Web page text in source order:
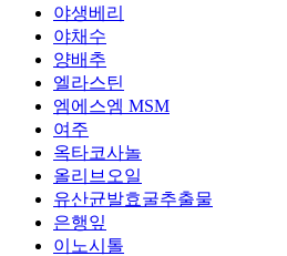
야생베리
야채수
양배추
엘라스틴
엠에스엠 MSM
여주
옥타코사놀
올리브오일
유산균발효굴추출물
은행잎
이노시톨